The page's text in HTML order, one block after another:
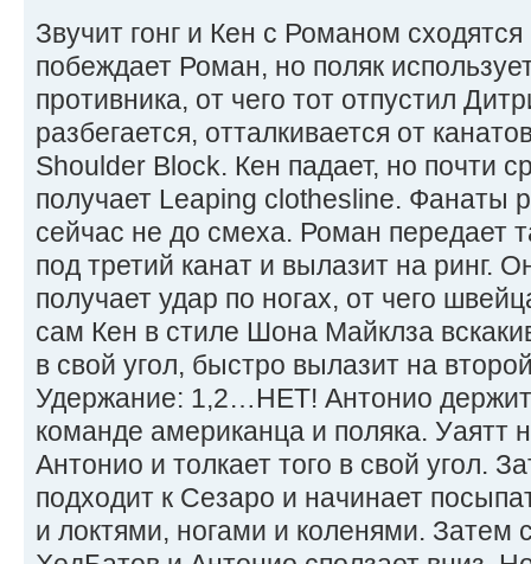
Звучит гонг и Кен с Романом
побеждает Роман, но поляк
противника, от чего тот отпустил
разбегается, отталкивается от
Shoulder Block. Кен падает, но почти
получает Leaping clothesline. Фанаты
сейчас не до смеха. Роман передает
под третий канат и вылазит на ринг.
получает удар по ногах, от чего
сам Кен в стиле Шона Майклза
в свой угол, быстро вылазит на
Удержание: 1,2…НЕТ! Антонио
команде американца и поляка. Уаятт
Антонио и толкает того в свой угол.
подходит к Сезаро и начинает
и локтями, ногами и коленями. Затем